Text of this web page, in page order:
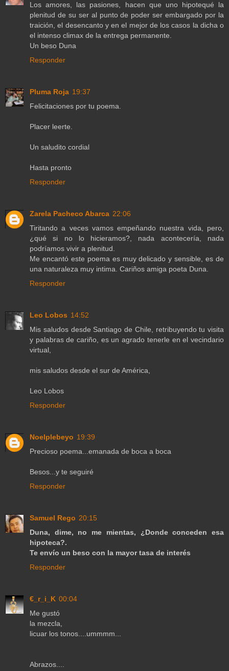
Los amores, las pasiones, hacen que uno hipotequé la
plenitud de su ser al punto de poder ser embargado por la
traición, el desencanto y en el mejor de los casos la dicha o
el intenso climax de la entrega permanente.
Un beso Duna
Responder
Pluma Roja 19:37
Felicitaciones por tu poema.
Placer leerte.
Un saludito cordial
Hasta pronto
Responder
Zarela Pacheco Abarca 22:06
Tiritando a veces vamos empeñando nuestra vida, pero,
¿qué si no lo hicieramos?, nada acontecería, nada
podríamos vivir a plenitud.
Me encantó este poema es muy delicado y sensible, es de
una naturaleza muy intima. Cariños amiga poeta Duna.
Responder
Leo Lobos 14:52
Mis saludos desde Santiago de Chile, retribuyendo tu visita
y palabras de cariño, es un agrado tenerle en el vecindario
virtual,
mis saludos desde el sur de América,
Leo Lobos
Responder
Noelplebeyo 19:39
Precioso poema...emanada de boca a boca
Besos...y te seguiré
Responder
Samuel Rego 20:15
Duna, dime, no me mientas, ¿Donde conceden esa
hipoteca?.
Te envío un beso con la mayor tasa de interés
Responder
€_r_i_K 00:04
Me gustó
la mezcla,
licuar los tonos....ummmm...
Abrazos....